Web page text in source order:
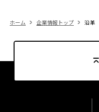
ホーム 企業情報トップ 沿革